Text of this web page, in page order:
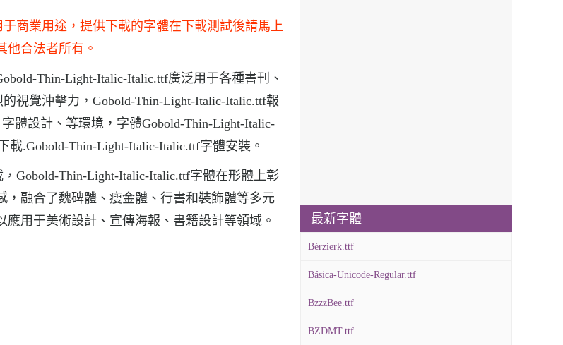
商業用途，提供下載的字體在下載測試後請馬上
他合法者所有。
Thin-Light-Italic-Italic.ttf廣泛用于各種書刊、
視覺沖擊力，Gobold-Thin-Light-Italic-Italic.ttf報
體設計、等環境，字體Gobold-Thin-Light-Italic-
.Gobold-Thin-Light-Italic-Italic.ttf字體安裝。
Gobold-Thin-Light-Italic-Italic.ttf字體在形體上彰
融合了魏碑體、瘦金體、行書和裝飾體等多元
用于美術設計、宣傳海報、書籍設計等領域。
最新字體
Bérzierk.ttf
Básica-Unicode-Regular.ttf
BzzzBee.ttf
BZDMT.ttf